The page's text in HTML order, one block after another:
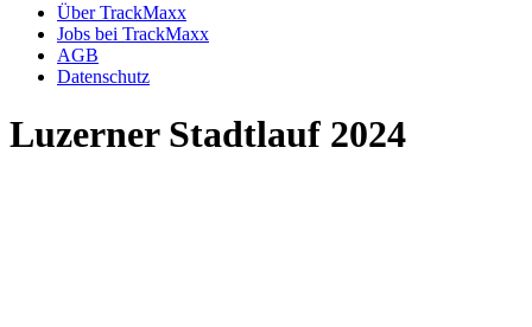
Über TrackMaxx
Jobs bei TrackMaxx
AGB
Datenschutz
Luzerner Stadtlauf 2024